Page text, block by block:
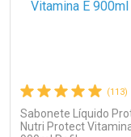
Ativar Desconto
(113)
Sabonete Líquido
Nutri Protect